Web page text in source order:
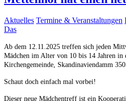
Aktuelles Termine & Veranstaltungen
Das
Ab dem 12.11.2025 treffen sich jeden
Mädchen im Alter von 10 bis 14 Jahren
Kirchengemeinde, Skandinaviendamm
Schaut doch einfach mal vorbei!
Dieser neue Mädchentreff ist ein